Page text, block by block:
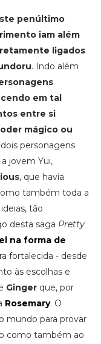
penúltimo
iam além
ligados
. Indo além
em tal
entre si
mágico ou
personagens
jovem Yui,
, que havia
também toda a
tão
desta saga Pretty
na forma de
fortalecida - desde
às escolhas e
Gingerque, por
Rosemary. O
mundo para provar
como também ao